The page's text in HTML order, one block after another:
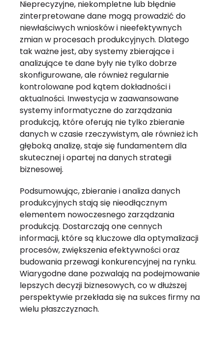
Nieprecyzyjne, niekompletne lub błędnie
zinterpretowane dane mogą prowadzić do
niewłaściwych wniosków i nieefektywnych
zmian w procesach produkcyjnych. Dlatego
tak ważne jest, aby systemy zbierające i
analizujące te dane były nie tylko dobrze
skonfigurowane, ale również regularnie
kontrolowane pod kątem dokładności i
aktualności. Inwestycja w zaawansowane
systemy informatyczne do zarządzania
produkcją, które oferują nie tylko zbieranie
danych w czasie rzeczywistym, ale również ich
głęboką analizę, staje się fundamentem dla
skutecznej i opartej na danych strategii
biznesowej.
Podsumowując, zbieranie i analiza danych
produkcyjnych stają się nieodłącznym
elementem nowoczesnego zarządzania
produkcją. Dostarczają one cennych
informacji, które są kluczowe dla optymalizacji
procesów, zwiększenia efektywności oraz
budowania przewagi konkurencyjnej na rynku.
Wiarygodne dane pozwalają na podejmowanie
lepszych decyzji biznesowych, co w dłuższej
perspektywie przekłada się na sukces firmy na
wielu płaszczyznach.